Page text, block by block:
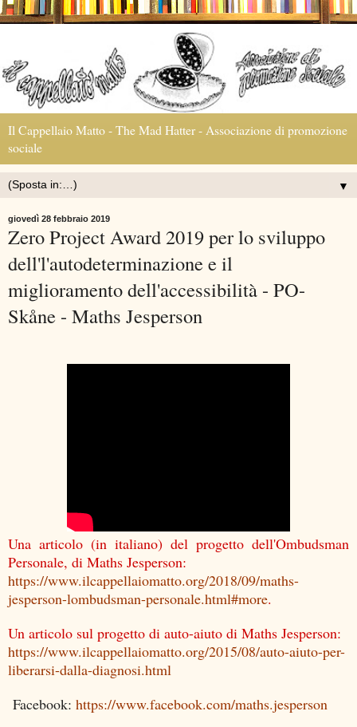
Il Cappellaio Matto - The Mad Hatter - Associazione di promozione
sociale
▼
giovedì 28 febbraio 2019
Zero Project Award 2019 per lo sviluppo
dell'l'autodeterminazione e il
miglioramento dell'accessibilità - PO-
Skåne - Maths Jesperson
Una articolo (in italiano) del progetto dell'Ombudsman
Personale, di Maths Jesperson:
https://www.ilcappellaiomatto.org/2018/09/maths-
jesperson-lombudsman-personale.html#more.
Un articolo sul progetto di auto-aiuto di Maths Jesperson:
https://www.ilcappellaiomatto.org/2015/08/auto-aiuto-per-
liberarsi-dalla-diagnosi.html
Facebook: https://www.facebook.com/maths.jesperson